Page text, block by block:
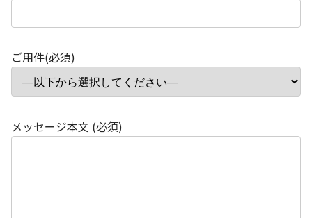
ご用件(必須)
メッセージ本文 (必須)